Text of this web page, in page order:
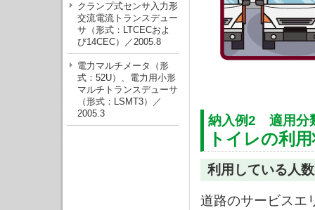
クランプ式センサ入力形
交流電流トランスデュー
サ（形式：LTCECおよ
び14CEC）／2005.8
電力マルチメータ（形
式：52U）、電力用小形
マルチトランスデューサ
（形式：LSMT3）／
2005.3
納入例2 適用分
トイレの利
利用している人
道路のサービスエ